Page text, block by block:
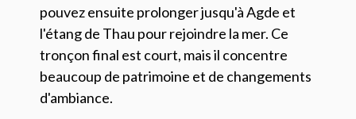
pouvez ensuite prolonger jusqu'à Agde et
l'étang de Thau pour rejoindre la mer. Ce
tronçon final est court, mais il concentre
beaucoup de patrimoine et de changements
d'ambiance.